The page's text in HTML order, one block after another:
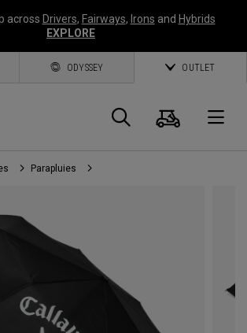
across Drivers, Fairways, Irons and Hybrids
EXPLORE
ODYSSEY OUTLET
Panier
Parapluies